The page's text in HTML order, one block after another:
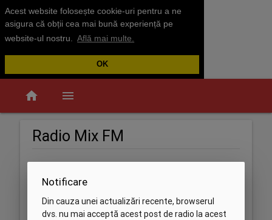
Acest website folosește cookie-uri pentru a ne
asigura că obții cea mai bună experiență pe
website-ul nostru.
Află mai multe.
OK
home menu
Radio Mix FM
Notificare
Din cauza unei actualizări recente, browserul
dvs. nu mai acceptă acest post de radio la acest